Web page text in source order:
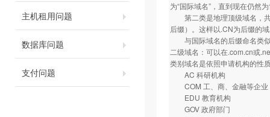
主机租用问题
数据库问题
支付问题
为“国际域名”，直到现在仍然
第二类是地理顶级域名，共
后缀）。这样以.CN为后缀的
与国际域名的后缀命名类似
二级域名：可以在.com.cn或
类别域名是依照申请机构的性
AC 科研机构
COM 工、商、金融等企业
EDU 教育机构
GOV 政府部门